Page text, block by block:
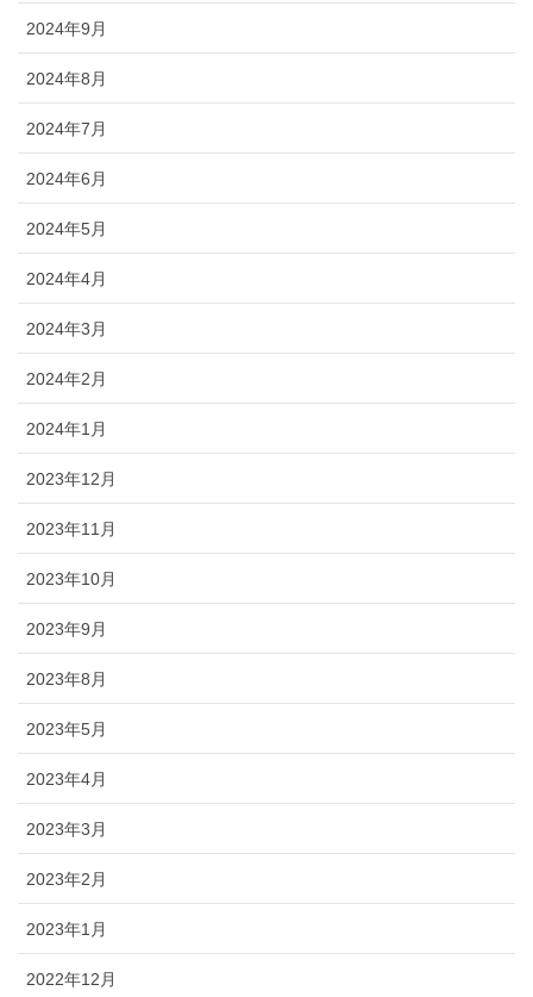
2024年9月
2024年8月
2024年7月
2024年6月
2024年5月
2024年4月
2024年3月
2024年2月
2024年1月
2023年12月
2023年11月
2023年10月
2023年9月
2023年8月
2023年5月
2023年4月
2023年3月
2023年2月
2023年1月
2022年12月